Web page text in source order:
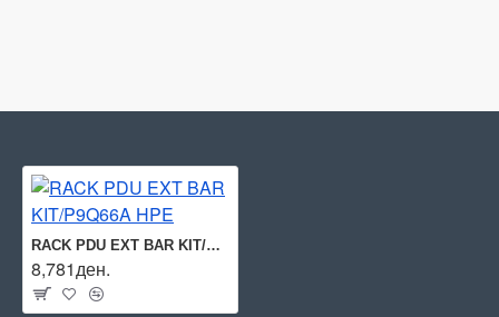
RACK PDU EXT BAR KIT/P9Q66A HPE
8,781ден.